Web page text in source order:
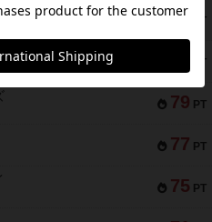
88 PT
PT
79 PT
77 PT
75 PT